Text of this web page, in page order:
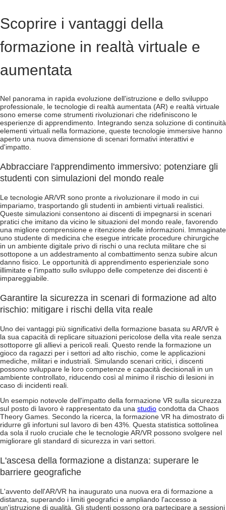
Scoprire i vantaggi della
formazione in realtà virtuale e
aumentata
Nel panorama in rapida evoluzione dell'istruzione e dello sviluppo
professionale, le tecnologie di realtà aumentata (AR) e realtà virtuale
sono emerse come strumenti rivoluzionari che ridefiniscono le
esperienze di apprendimento. Integrando senza soluzione di continuità
elementi virtuali nella formazione, queste tecnologie immersive hanno
aperto una nuova dimensione di scenari formativi interattivi e
d'impatto.
Abbracciare l'apprendimento immersivo: potenziare gli
studenti con simulazioni del mondo reale
Le tecnologie AR/VR sono pronte a rivoluzionare il modo in cui
impariamo, trasportando gli studenti in ambienti virtuali realistici.
Queste simulazioni consentono ai discenti di impegnarsi in scenari
pratici che imitano da vicino le situazioni del mondo reale, favorendo
una migliore comprensione e ritenzione delle informazioni. Immaginate
uno studente di medicina che esegue intricate procedure chirurgiche
in un ambiente digitale privo di rischi o una recluta militare che si
sottopone a un addestramento al combattimento senza subire alcun
danno fisico. Le opportunità di apprendimento esperienziale sono
illimitate e l'impatto sullo sviluppo delle competenze dei discenti è
impareggiabile.
Garantire la sicurezza in scenari di formazione ad alto
rischio: mitigare i rischi della vita reale
Uno dei vantaggi più significativi della formazione basata su AR/VR è
la sua capacità di replicare situazioni pericolose della vita reale senza
sottoporre gli allievi a pericoli reali. Questo rende la formazione un
gioco da ragazzi per i settori ad alto rischio, come le applicazioni
mediche, militari e industriali. Simulando scenari critici, i discenti
possono sviluppare le loro competenze e capacità decisionali in un
ambiente controllato, riducendo così al minimo il rischio di lesioni in
caso di incidenti reali.
Un esempio notevole dell'impatto della formazione VR sulla sicurezza
sul posto di lavoro è rappresentato da una studio condotta da Chaos
Theory Games. Secondo la ricerca, la formazione VR ha dimostrato di
ridurre gli infortuni sul lavoro di ben 43%. Questa statistica sottolinea
da sola il ruolo cruciale che le tecnologie AR/VR possono svolgere nel
migliorare gli standard di sicurezza in vari settori.
L'ascesa della formazione a distanza: superare le
barriere geografiche
L'avvento dell'AR/VR ha inaugurato una nuova era di formazione a
distanza, superando i limiti geografici e ampliando l'accesso a
un'istruzione di qualità. Gli studenti possono ora partecipare a sessioni